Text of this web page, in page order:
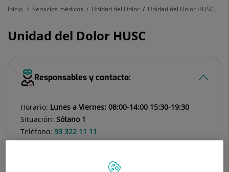
Inicio Servicios médicos Unidad del Dolor Unidad del Dolor HUSC
Unidad del Dolor HUSC
Responsables y contacto:
Horario: Lunes a Viernes: 08:00-14:00 15:30-19:30
Situación: Sótano 1
Teléfono: 93 322 11 11
Especialidad:Anestesiología, Reanimación y